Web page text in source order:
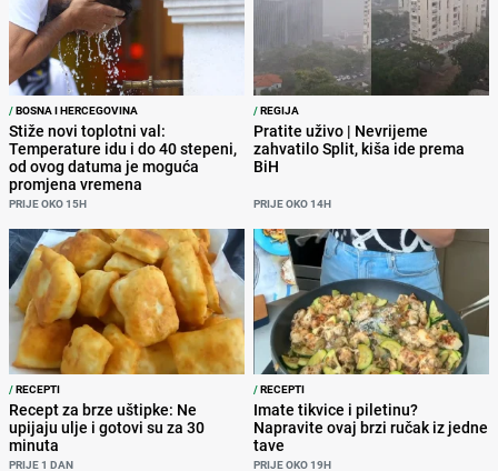
/BOSNA I HERCEGOVINA
Stiže novi toplotni val:
Temperature idu i do 40 stepeni,
od ovog datuma je moguća
promjena vremena
PRIJE OKO 15H
/REGIJA
Pratite uživo | Nevrijeme
zahvatilo Split, kiša ide prema
BiH
PRIJE OKO 14H
/RECEPTI
Recept za brze uštipke: Ne
upijaju ulje i gotovi su za 30
minuta
PRIJE 1 DAN
/RECEPTI
Imate tikvice i piletinu?
Napravite ovaj brzi ručak iz jedne
tave
PRIJE OKO 19H